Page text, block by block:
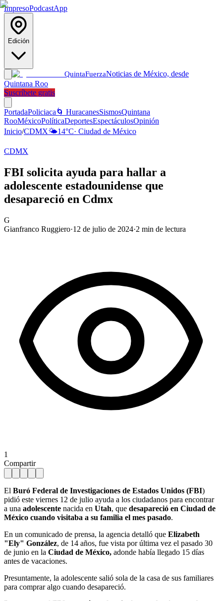
ImpresoPodcastApp
Edición
QuintaFuerzaNoticias de México, desde
Quintana Roo
Suscríbete gratis
PortadaPoliciaca 🌀 HuracanesSismosQuintana
RooMéxicoPolíticaDeportesEspectáculosOpinión
Inicio/CDMX🌤️14°C· Ciudad de México
CDMX
FBI solicita ayuda para hallar a
adolescente estadounidense que
desapareció en Cdmx
G
Gianfranco Ruggiero·12 de julio de 2024·2 min de lectura
1
Compartir
El Buró Federal de Investigaciones de Estados Unidos (FBI)
pidió este viernes 12 de julio ayuda a los ciudadanos para encontrar
a una adolescente nacida en Utah, que desapareció en Ciudad de
México cuando visitaba a su familia el mes pasado.
En un comunicado de prensa, la agencia detalló que Elizabeth
"Ely" González, de 14 años, fue vista por última vez el pasado 30
de junio en la Ciudad de México, adonde había llegado 15 días
antes de vacaciones.
Presuntamente, la adolescente salió sola de la casa de sus familiares
para comprar algo cuando desapareció.